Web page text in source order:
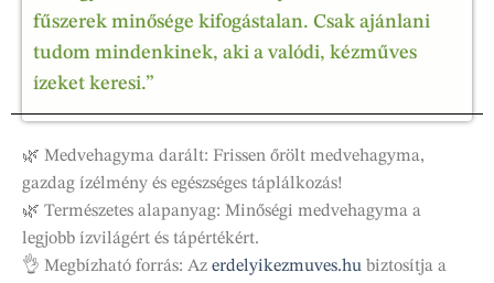
fűszerek minősége kifogástalan. Csak ajánlani
tudom mindenkinek, aki a valódi, kézműves
ízeket keresi.”
🌿 Medvehagyma darált: Frissen őrölt medvehagyma,
gazdag ízélmény és egészséges táplálkozás!
🌿 Természetes alapanyag: Minőségi medvehagyma a
legjobb ízvilágért és tápértékért.
👌 Megbízható forrás: Az erdelyikezmuves.hu biztosítja a